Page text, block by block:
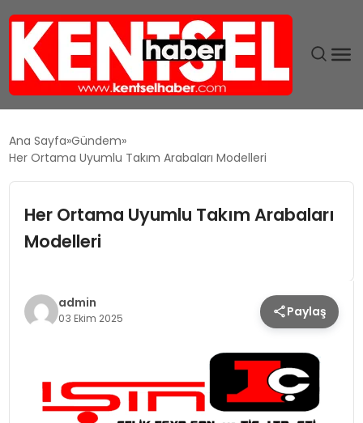
EKONOMI
TEKNOLOJI
KÜLTÜR & SANAT
Ana Sayfa Gündem
Her Ortama Uyumlu Takım Arabaları Modelleri
Her Ortama Uyumlu Takım Arabaları
Modelleri
admin
03 Ekim 2025 Paylaş